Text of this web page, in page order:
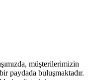
müşterilerimizin
paydada buluşmaktadır.